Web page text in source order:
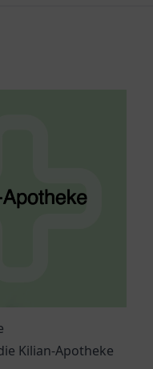
Kilian-Apotheke